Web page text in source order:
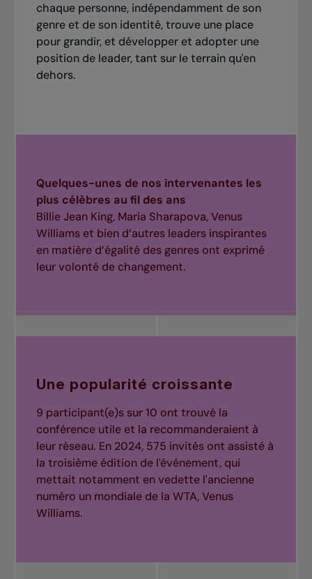
chaque personne, indépendamment de son
genre et de son identité, trouve une place
pour grandir, et développer et adopter une
position de leader, tant sur le terrain qu'en
dehors.
Quelques-unes de nos intervenantes les
plus célèbres au fil des ans
Billie Jean King, Maria Sharapova, Venus
Williams et bien d’autres leaders inspirantes
en matière d’égalité des genres ont exprimé
leur volonté de changement.
Une popularité croissante
9 participant(e)s sur 10 ont trouvé la
conférence utile et la recommanderaient à
leur réseau. En 2024, 575 invités ont assisté à
la troisième édition de l'événement, qui
mettait notamment en vedette l'ancienne
numéro un mondiale de la WTA, Venus
Williams.